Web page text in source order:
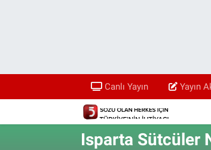
Canlı Yayın Yayın
Isparta Sütcüler
Yayın Akışı
TV 5 Ekranı ve Arşiv